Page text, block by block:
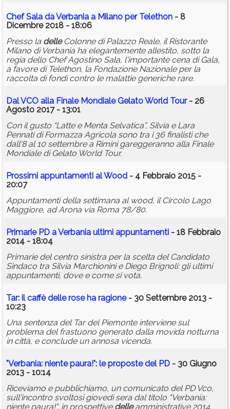
Chef Sala da Verbania a Milano per Telethon - 8
Dicembre 2018 - 18:06
Presso la delleColonne di Palazzo Reale, il Ristorante
Milano di Verbania ha elegantemente allestito, sotto la
regia dello Chef Agostino Sala, l'importante cena di Gala,
a favore di Telethon, la Fondazione Nazionale per la
raccolta di fondi contro le malattie generiche rare.
Dal VCO alla Finale Mondiale Gelato World Tour- 26
Agosto 2017 - 13:01
Con il gusto “Latte e Menta Selvatica”, Silvia e Lara
Pennati di Formazza Agricola sono tra i 36 finalisti che
dall'8 al 10 settembre a Rimini gareggeranno alla Finale
Mondiale di Gelato World Tour.
Prossimi appuntamenti al Wood - 4 Febbraio 2015 -
20:07
Appuntamenti della settimana al wood, il Circolo Lago
Maggiore, ad Arona via Roma 78/80.
Primarie PD a Verbania ultimi appuntamenti - 18 Febbraio
2014 - 18:04
Primarie del centro sinistra per la scelta del Candidato
Sindaco tra Silvia Marchionini e Diego Brignoli: gli ultimi
appuntamenti, dove e come si vota.
Tar: ilcaffèdelle roseha ragione- 30 Settembre 2013 -
10:23
Una sentenza del Tar del Piemonte interviene sul
problema del frastuono generato dalla movida notturna
in città, e conclude un annosa vicenda.
"Verbania: niente paura!": le proposte del PD - 30 Giugno
2013 - 10:14
Riceviamo e pubblichiamo, un comunicato del PD Vco,
sull'incontro svoltosi giovedì sera dal titolo "Verbania:
niente paura!", in prospettive delleamministrative 2014.